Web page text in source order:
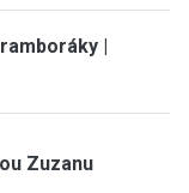
|
Zuzanu